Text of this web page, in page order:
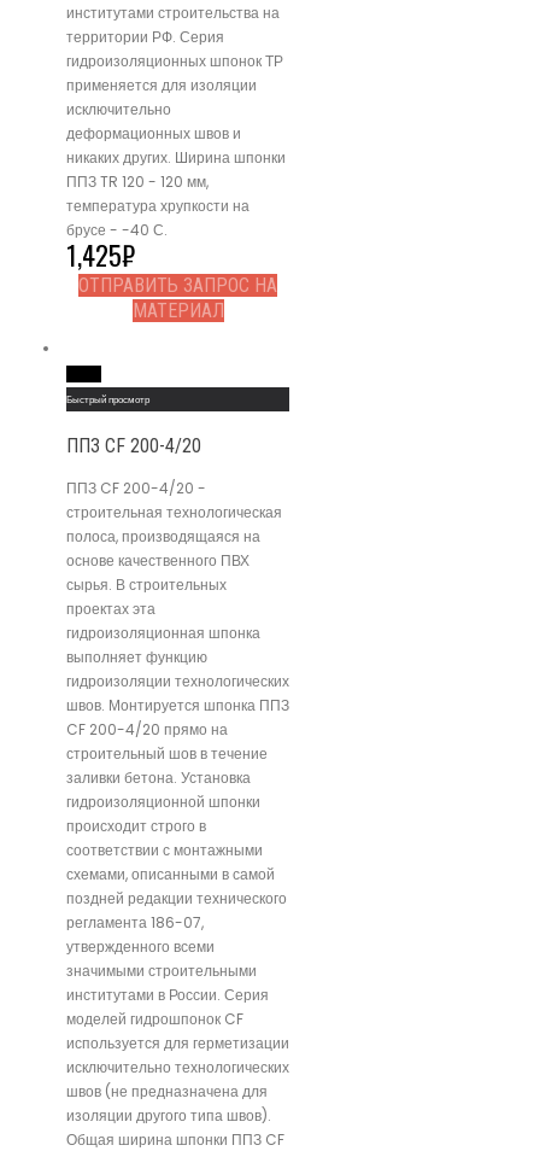
институтами строительства на
территории РФ. Серия
гидроизоляционных шпонок ТР
применяется для изоляции
исключительно
деформационных швов и
никаких других. Ширина шпонки
ППЗ TR 120 - 120 мм,
температура хрупкости на
брусе - -40 С.
1,425₽
ОТПРАВИТЬ ЗАПРОС НА
МАТЕРИАЛ
Быстрый просмотр
ППЗ CF 200-4/20
ППЗ CF 200-4/20 -
строительная технологическая
полоса, производящаяся на
основе качественного ПВХ
сырья. В строительных
проектах эта
гидроизоляционная шпонка
выполняет функцию
гидроизоляции технологических
швов. Монтируется шпонка ППЗ
CF 200-4/20 прямо на
строительный шов в течение
заливки бетона. Установка
гидроизоляционной шпонки
происходит строго в
соответствии с монтажными
схемами, описанными в самой
поздней редакции технического
регламента 186-07,
утвержденного всеми
значимыми строительными
институтами в России. Серия
моделей гидрошпонок CF
используется для герметизации
исключительно технологических
швов (не предназначена для
изоляции другого типа швов).
Общая ширина шпонки ППЗ CF